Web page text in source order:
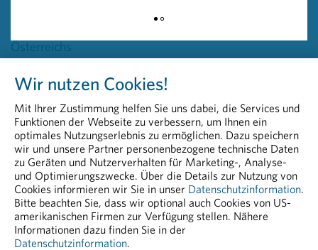
Österreichs
Peter Richter, BA MA MBA
peter.richter@pharmig.at
pharmig.at
20240214 Globaler Großeinsatz gegen
Fälschungen.pdf
PDF - 37,32 KB
Wir nutzen Cookies!
Mit Ihrer Zustimmung helfen Sie uns dabei, die Services und
Funktionen der Webseite zu verbessern, um Ihnen ein
optimales Nutzungserlebnis zu ermöglichen. Dazu speichern
wir und unsere Partner personenbezogene technische Daten
zu Geräten und Nutzerverhalten für Marketing-, Analyse-
und Optimierungszwecke. Über die Details zur Nutzung von
Cookies informieren wir Sie in unser Datenschutzinformation.
Bitte beachten Sie, dass wir optional auch Cookies von US-
amerikanischen Firmen zur Verfügung stellen. Nähere
Informationen dazu finden Sie in der
Datenschutzinformation.